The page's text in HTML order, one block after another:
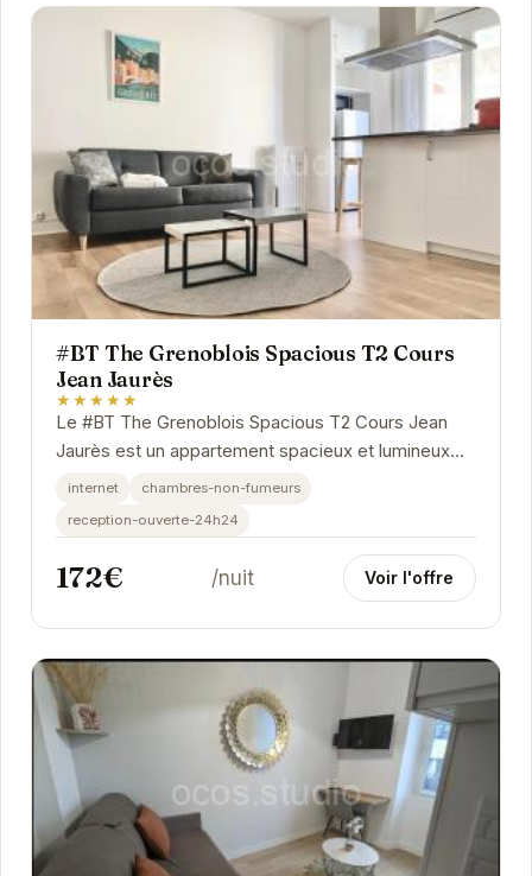
#BT The Grenoblois Spacious T2 Cours
Jean Jaurès
★★★★★
Le #BT The Grenoblois Spacious T2 Cours Jean
Jaurès est un appartement spacieux et lumineux
situé en plein cœur de Grenoble. Il offre un...
internet
chambres-non-fumeurs
reception-ouverte-24h24
172€ /nuit Voir l'offre